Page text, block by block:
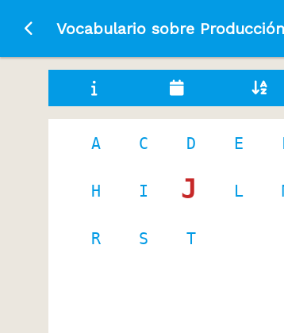
Ir a la página principal
Vocabulario sobre
A C D E
H I J L
R S T